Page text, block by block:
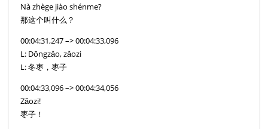
Nà zhège jiào shénme?
那这个叫什么？
00:04:31,247 –> 00:04:33,096
L: Dōngzǎo, zǎozi
L: 冬枣，枣子
00:04:33,096 –> 00:04:34,056
Zǎozi!
枣子！